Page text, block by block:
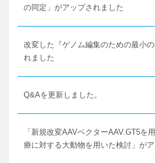
の同定」がアップされました
改変した『ゲノム編集のための最小
れました
Q&Aを更新しました。
「新規改変AAVベクターAAV.GT5を
療に対する大動物を用いた検討」が